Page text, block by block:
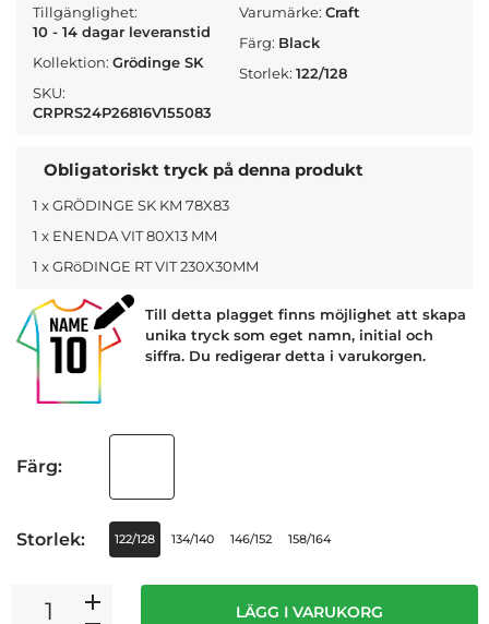
Tillgänglighet:
10 - 14 dagar leveranstid
Kollektion: Grödinge SK
SKU:
CRPRS24P26816V155083
Varumärke:Craft
Färg: Black
Storlek:122/128
Obligatoriskt tryck på denna produkt
1 x GRÖDINGE SK KM 78X83
1 x ENENDA VIT 80X13 MM
1 x GRöDINGE RT VIT 230X30MM
Till detta plagget finns möjlighet att skapa
unika tryck som eget namn, initial och
siffra. Du redigerar detta i varukorgen.
Färg:
Storlek: 122/128 134/140 146/152 158/164
LÄGG I VARUKORG